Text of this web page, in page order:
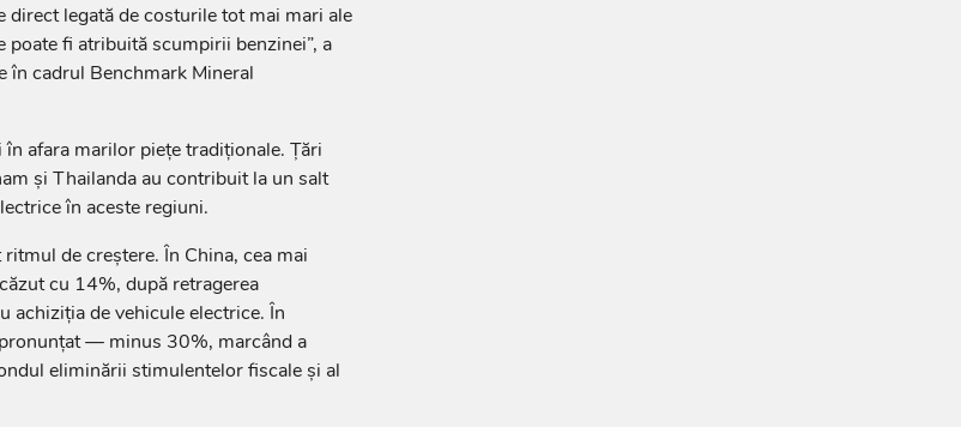
direct legată de costurile tot mai mari ale
fi atribuită scumpirii benzinei”, a
în cadrul Benchmark Mineral
afara marilor piețe tradiționale. Țări
și Thailanda au contribuit la un salt
în aceste regiuni.
de creștere. În China, cea mai
cu 14%, după retragerea
de vehicule electrice. În
— minus 30%, marcând a
eliminării stimulentelor fiscale și al